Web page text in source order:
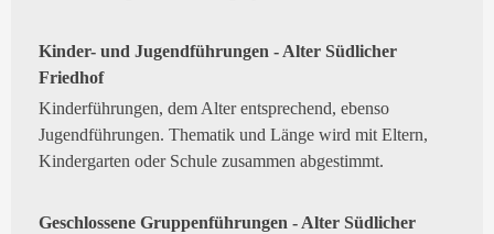
Kinder- und Jugendführungen - Alter Südlicher
Friedhof
Kinderführungen, dem Alter entsprechend, ebenso
Jugendführungen. Thematik und Länge wird mit Eltern,
Kindergarten oder Schule zusammen abgestimmt.
Geschlossene Gruppenführungen - Alter Südlicher